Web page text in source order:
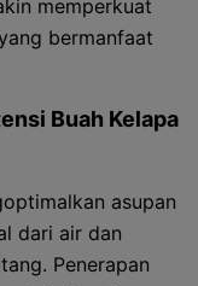
memperkuat
bermanfaat
Buah Kelapa
asupan
dari air dan
Penerapan